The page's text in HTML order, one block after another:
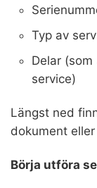
Typ av
Delar
service)
Längst ned
dokument
Börja utföra